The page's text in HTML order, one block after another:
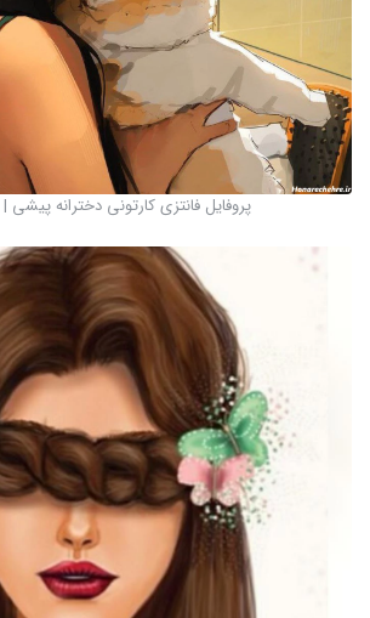
پروفایل فانتزی کارتونی دخترانه